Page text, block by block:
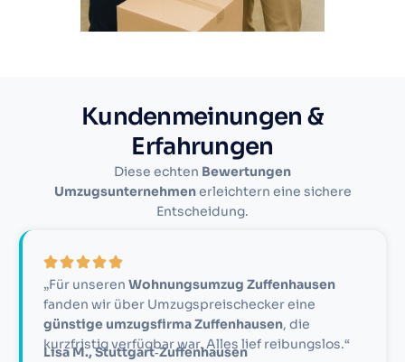
Kundenmeinungen &
Erfahrungen
Diese echten Bewertungen
Umzugsunternehmenerleichtern eine sichere
Entscheidung.
„Für unserenWohnungsumzug Zuffenhausen
fanden wir über Umzugspreischecker eine
günstige umzugsfirma Zuffenhausen, die
kurzfristig verfügbar war. Alles lief reibungslos.“
Lisa M., Stuttgart‑Zuffenhausen